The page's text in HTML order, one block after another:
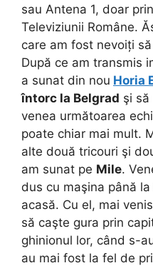
sau Antena 1, doar
Televiziunii Române.
care am fost nevoiți
După ce am transmis
a sunat din nou Horia
întorc la Belgrad şi să
venea următoarea
poate chiar mai mult.
alte două tricouri şi
am sunat pe Mile.
dus cu maşina până
acasă. Cu el, mai
să caşte gura prin
ghinionul lor, când s-
au mai fost la fel de